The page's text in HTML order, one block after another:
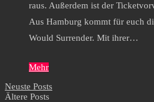
raus. Außerdem ist der
Aus Hamburg kommt für euch
Would Surrender. Mit ihrer…
Mehr
Neuste Posts
Ältere Posts